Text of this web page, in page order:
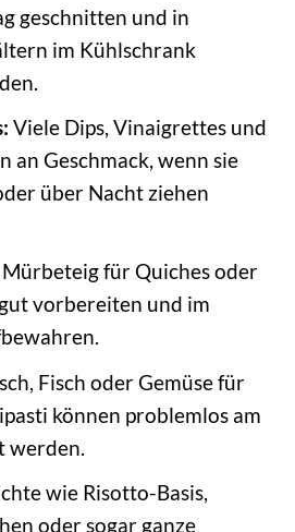
geschnitten und in
im Kühlschrank
Viele Dips, Vinaigrettes und
an Geschmack, wenn sie
über Nacht ziehen
Mürbeteig für Quiches oder
vorbereiten und im
Fisch oder Gemüse für
können problemlos am
wie Risotto-Basis,
oder sogar ganze